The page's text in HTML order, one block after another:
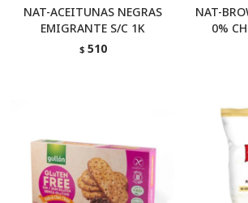
NAT-ACEITUNAS NEGRAS
EMIGRANTE S/C 1K
$ 510
NAT-
0%